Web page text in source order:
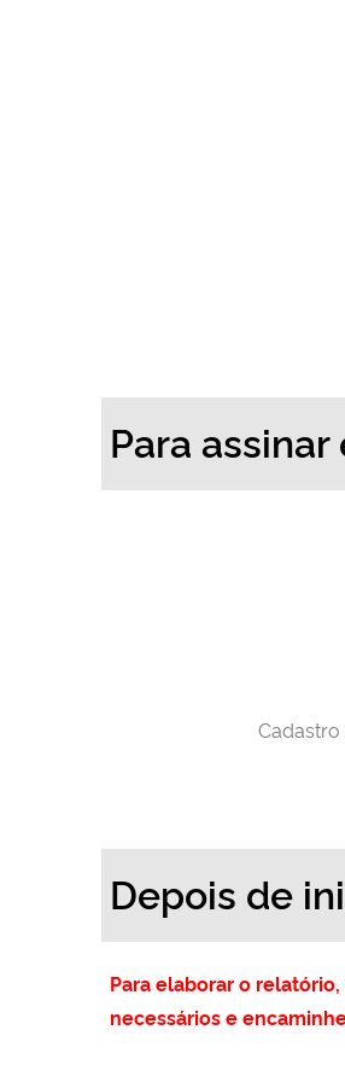
Para
Depois de
Para elaborar o
necessários e